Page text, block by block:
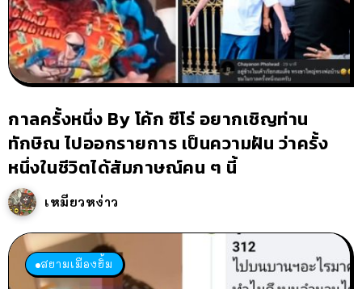
กาลครั้งหนึ่ง By โค้ก ซีโร่ อยากเชิญท่าน
ทักษิณ ไปออกรายการ เป็นความฝัน ว่าครั้ง
หนึ่งในชีวิตได้สัมภาษณ์คน ๆ นี้
เหมียวหง่าว
สยามเมืองยิ้ม